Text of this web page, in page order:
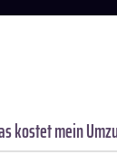
kostet mein